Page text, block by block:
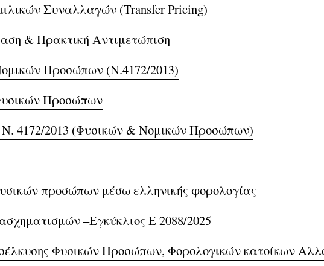
Συναλλαγών (Transfer Pricing)
& Πρακτική Αντιμετώπιση
Προσώπων (Ν.4172/2013)
Προσώπων
Ν. 4172/2013 (Φυσικών & Νομικών Προσώπων)
προσώπων μέσω ελληνικής φορολογίας
–Εγκύκλιος Ε 2088/2025
Φυσικών Προσώπων, Φορολογικών κατοίκων